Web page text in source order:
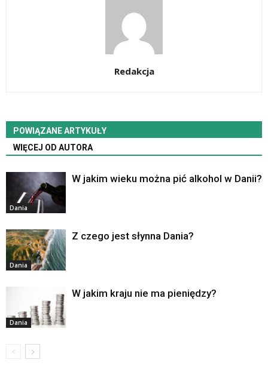
Redakcja
POWIĄZANE ARTYKUŁY
WIĘCEJ OD AUTORA
Dania
W jakim wieku można pić alkohol w Danii?
Dania
Z czego jest słynna Dania?
Dania
W jakim kraju nie ma pieniędzy?